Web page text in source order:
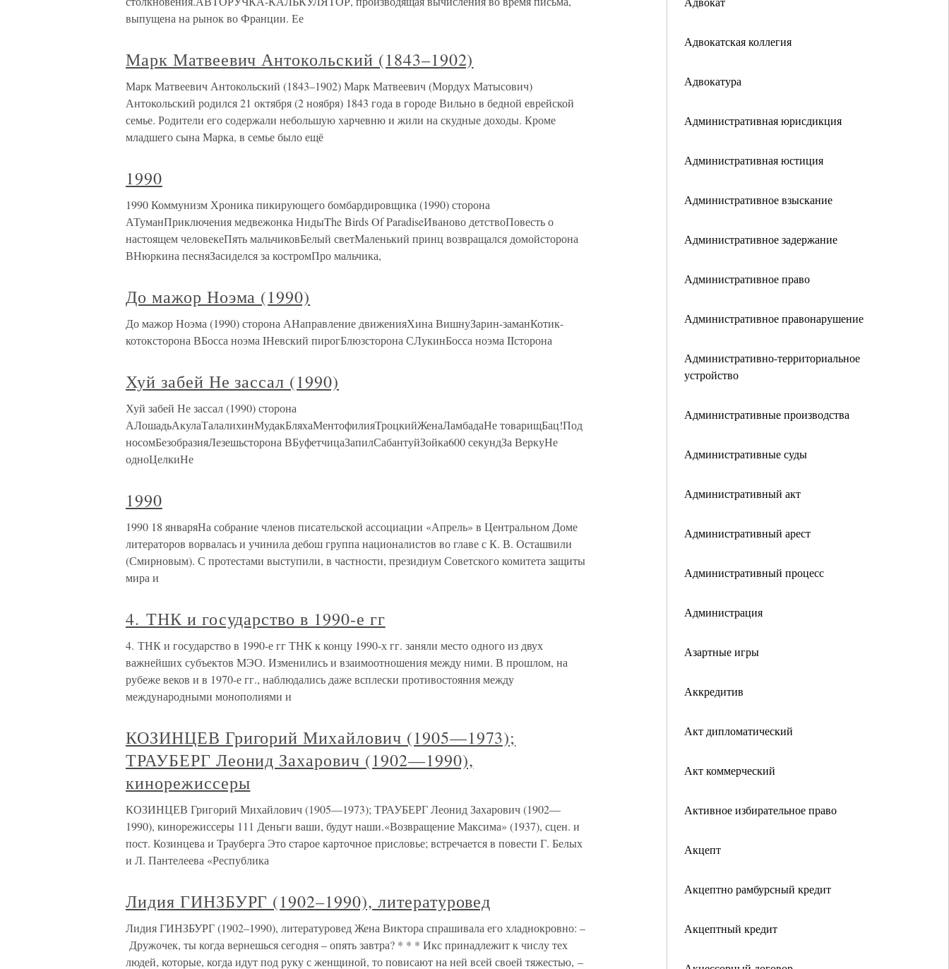
Адвокатская коллегия
Адвокатура
Административная юрисдикция
Административная юстиция
Административное взыскание
Административное задержание
Административное право
Административное правонарушение
Административно-территориальное
устройство
Административные производства
Административные суды
Административный акт
Административный арест
Административный процесс
Администрация
Азартные игры
Аккредитив
Акт дипломатический
Акт коммерческий
Активное избирательное право
Акцепт
Акцептно рамбурсный кредит
Акцептный кредит
выпущена на рынок во Франции. Ее
Марк Матвеевич Антокольский (1843–1902)
Марк Матвеевич Антокольский (1843–1902) Марк Матвеевич (Мордух Матысович)
Антокольский родился 21 октября (2 ноября) 1843 года в городе Вильно в бедной еврейской
семье. Родители его содержали небольшую харчевню и жили на скудные доходы. Кроме
младшего сына Марка, в семье было ещё
1990
1990 Коммунизм Хроника пикирующего бомбардировщика (1990) сторона
АТуманПриключения медвежонка НидыThe Birds Of ParadiseИваново детствоПовесть о
настоящем человекеПять мальчиковБелый светМаленький принц возвращался домойсторона
ВНюркина песняЗасиделся за костромПро мальчика,
До мажор Ноэма (1990)
До мажор Ноэма (1990) сторона АНаправление движенияХина ВишнуЗарин-заманКотик-
котоксторона ВБосса ноэма IНевский пирогБлюзсторона СЛукинБосса ноэма IIсторона
Хуй забей Не зассал (1990)
Хуй забей Не зассал (1990) сторона
АЛошадьАкулаТалалихинМудакБляхаМентофилияТроцкийЖенаЛамбадаНе товарищБац!Под
носомБезобразияЛезешьсторона ВБуфетчицаЗапилСабантуйЗойка600 секундЗа ВеркуНе
одноЦелкиНе
1990
1990 18 январяНа собрание членов писательской ассоциации «Апрель» в Центральном Доме
литераторов ворвалась и учинила дебош группа националистов во главе с К. В. Осташвили
(Смирновым). С протестами выступили, в частности, президиум Советского комитета защиты
мира и
4. ТНК и государство в 1990-е гг
4. ТНК и государство в 1990-е гг ТНК к концу 1990-х гг. заняли место одного из двух
важнейших субъектов МЭО. Изменились и взаимоотношения между ними. В прошлом, на
рубеже веков и в 1970-е гг., наблюдались даже всплески противостояния между
международными монополиями и
КОЗИНЦЕВ Григорий Михайлович (1905—1973);
ТРАУБЕРГ Леонид Захарович (1902—1990),
кинорежиссеры
КОЗИНЦЕВ Григорий Михайлович (1905—1973); ТРАУБЕРГ Леонид Захарович (1902—
1990), кинорежиссеры 111 Деньги ваши, будут наши.«Возвращение Максима» (1937), сцен. и
пост. Козинцева и Трауберга Это старое карточное присловье; встречается в повести Г. Белых
и Л. Пантелеева «Республика
Лидия ГИНЗБУРГ (1902–1990), литературовед
Лидия ГИНЗБУРГ (1902–1990), литературовед Жена Виктора спрашивала его хладнокровно: –
Дружочек, ты когда вернешься сегодня – опять завтра? * * * Икс принадлежит к числу тех
людей, которые, когда идут под руку с женщиной, то повисают на ней всей своей тяжестью, –